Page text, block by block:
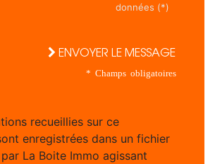
données (*)
ENVOYER LE MESSAGE
* Champs obligatoires
recueillies sur ce
enregistrées dans un fichier
La Boite Immo agissant